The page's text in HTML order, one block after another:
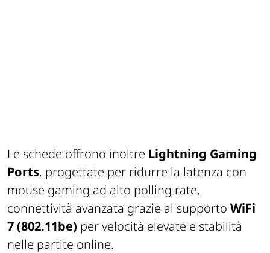
Le schede offrono inoltre Lightning Gaming
Ports, progettate per ridurre la latenza con
mouse gaming ad alto polling rate,
connettività avanzata grazie al supporto WiFi
7 (802.11be) per velocità elevate e stabilità
nelle partite online.